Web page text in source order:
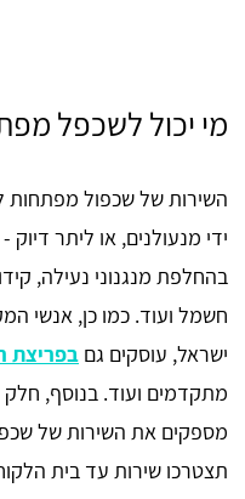
מי יכול לשכפל
השירות של שכפול
ידי מנעולנים, או ליתר דיוק -
בהחלפת מנגנוני נעילה,
חשמל ועוד. כמו כן, אנשי
ישראל, עוסקים גם בפריצת
מתקדמים ועוד. בנוסף,
מספקים את השירות של
תצטרכו שירות עד בית